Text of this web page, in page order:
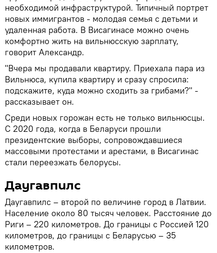
необходимой инфраструктурой. Типичный портрет
новых иммигрантов - молодая семья с детьми и
удаленная работа. В Висагинасе можно очень
комфортно жить на вильнюсскую зарплату,
говорит Александр.
"Вчера мы продавали квартиру. Приехала пара из
Вильнюса, купила квартиру и сразу спросила:
подскажите, куда можно сходить за грибами?" -
рассказывает он.
Среди новых горожан есть не только вильнюсцы.
С 2020 года, когда в Беларуси прошли
президентские выборы, сопровождавшиеся
массовыми протестами и арестами, в Висагинас
стали переезжать белорусы.
Даугавпилс
Даугавпилс – второй по величине город в Латвии.
Население около 80 тысяч человек. Расстояние до
Риги – 220 километров. До границы с Россией 120
километров, до границы с Беларусью – 35
километров.